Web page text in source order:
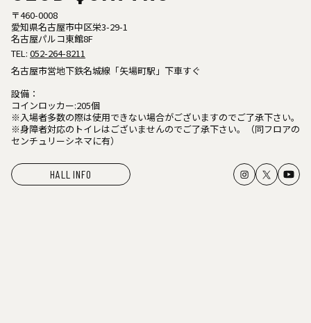
〒460-0008
愛知県名古屋市中区栄3-29-1
名古屋パルコ東館8F
TEL: 052-264-8211
名古屋市営地下鉄名城線「矢場町駅」下車すぐ
設備：
コインロッカー:205個
※入場者多数の際は使用できない場合がございますのでご了承下さい。
※身障者対応のトイレはございませんのでご了承下さい。（同フロアの
センチュリーシネマに有）
HALL INFO